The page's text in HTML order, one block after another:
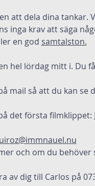
att dela dina tankar.
inga krav att säga
en god samtalston.
hel lördag mitt i. Du
mail så att du kan
det första filmklippet:
och om du behöver
av dig till Carlos på